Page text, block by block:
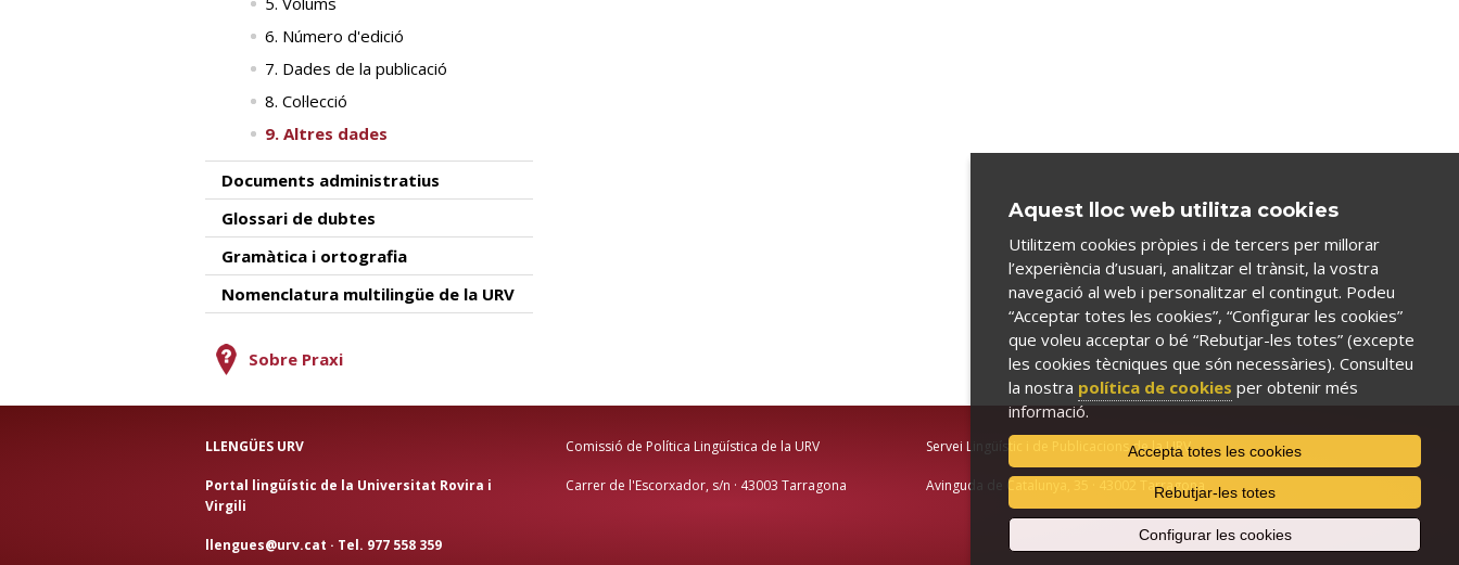
6. Número d'edició
7. Dades de la publicació
8. Col·lecció
9. Altres dades
Documents administratius
Glossari de dubtes
Gramàtica i ortografia
Nomenclatura multilingüe de la URV
Sobre Praxi
LLENGÜES URV
Portal lingüístic de la Universitat Rovira i
Virgili
llengues@urv.cat · Tel. 977 558 359
Comissió de Política Lingüística de la URV
Carrer de l'Escorxador, s/n · 43003 Tarragona
Servei Lingüístic i de Publicacions de la URV
Avinguda de Catalunya, 35 · 43002 Tarragona
Aquest lloc web utilitza cookies
Utilitzem cookies pròpies i de tercers per millorar
l’experiència d’usuari, analitzar el trànsit, la vostra
navegació al web i personalitzar el contingut. Podeu
“Acceptar totes les cookies”, “Configurar les cookies”
que voleu acceptar o bé “Rebutjar-les totes” (excepte
les cookies tècniques que són necessàries). Consulteu
la nostra política de cookies per obtenir més
informació.
Accepta totes les cookies
Rebutjar-les totes
Configurar les cookies